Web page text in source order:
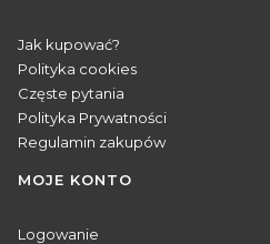
Jak kupować?
Polityka cookies
Częste pytania
Polityka Prywatności
Regulamin zakupów
MOJE KONTO
Logowanie